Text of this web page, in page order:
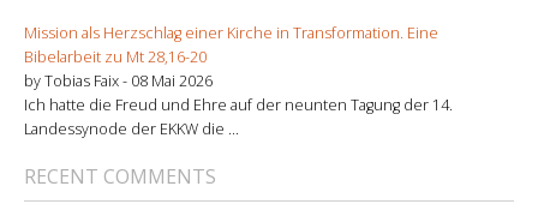
Mission als Herzschlag einer Kirche in Transformation. Eine
Bibelarbeit zu Mt 28,16-20
by Tobias Faix - 08 Mai 2026
Ich hatte die Freud und Ehre auf der neunten Tagung der 14.
Landessynode der EKKW die ...
RECENT COMMENTS